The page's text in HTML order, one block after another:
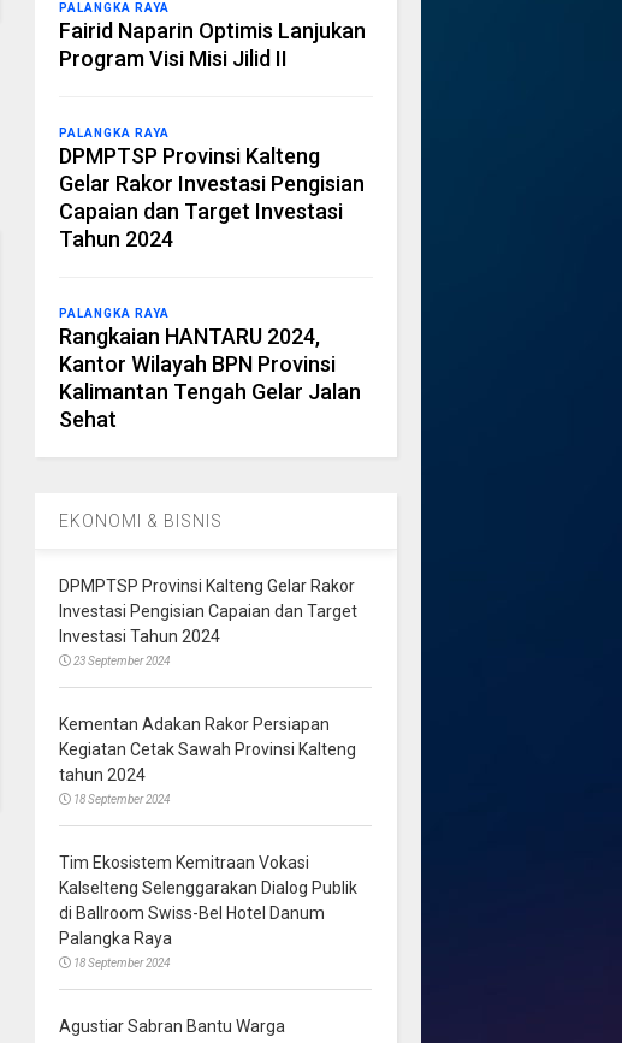
PALANGKA RAYA
Fairid Naparin Optimis Lanjukan
Program Visi Misi Jilid II
PALANGKA RAYA
DPMPTSP Provinsi Kalteng
Gelar Rakor Investasi Pengisian
Capaian dan Target Investasi
Tahun 2024
PALANGKA RAYA
Rangkaian HANTARU 2024,
Kantor Wilayah BPN Provinsi
Kalimantan Tengah Gelar Jalan
Sehat
EKONOMI & BISNIS
DPMPTSP Provinsi Kalteng Gelar Rakor
Investasi Pengisian Capaian dan Target
Investasi Tahun 2024
23 September 2024
Kementan Adakan Rakor Persiapan
Kegiatan Cetak Sawah Provinsi Kalteng
tahun 2024
18 September 2024
Tim Ekosistem Kemitraan Vokasi
Kalselteng Selenggarakan Dialog Publik
di Ballroom Swiss-Bel Hotel Danum
Palangka Raya
18 September 2024
Agustiar Sabran Bantu Warga